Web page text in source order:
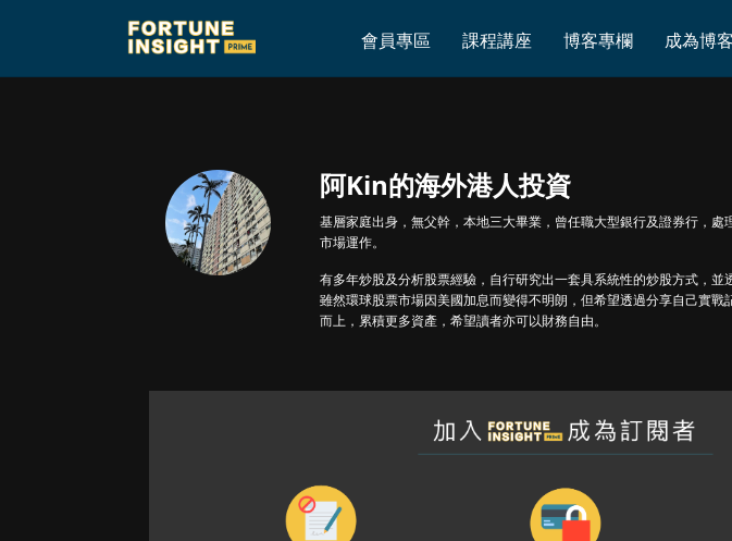
會員專區 課程講座 博客專欄 成為博客
Archives for 阿Kin的海外港人投資
阿Kin的海外港人投資
基層家庭出身，無父幹，本地三大畢業，曾任職大型銀行及證券行，
市場運作。
有多年炒股及分析股票經驗，自行研究出一套具系統性的炒股方式，並
雖然環球股票市場因美國加息而變得不明朗，但希望透過分享自己實
而上，累積更多資產，希望讀者亦可以財務自由。